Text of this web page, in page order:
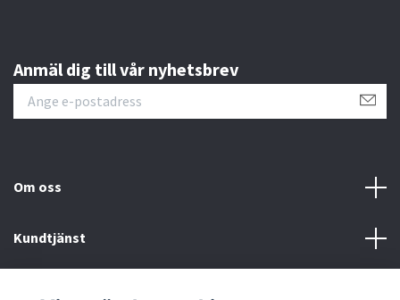
Anmäl dig till vår nyhetsbrev
Om oss
Kundtjänst